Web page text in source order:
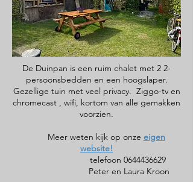
De Duinpan is een ruim chalet met 2 2-
persoonsbedden en een hoogslaper.
Gezellige tuin met veel privacy. Ziggo-tv en
chromecast , wifi, kortom van alle gemakken
voorzien.
Meer weten kijk op onze eigen
website!
telefoon 0644436629
Peter en Laura Kroon